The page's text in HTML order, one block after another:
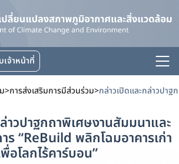
เจ้าหน้าที่
>การส่งเสริมการมีส่วนร่วม>
าวปาฐกถาพิเศษงานสัมมนาและ
าร “ReBuild พลิกโฉมอาคารเก่า
พื่อโลกไร้คาร์บอน”